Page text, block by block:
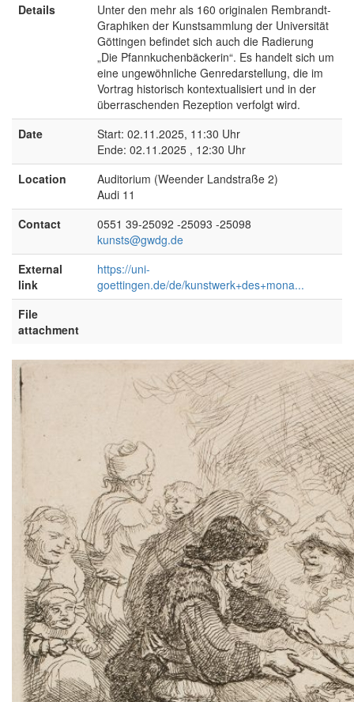
Details
Unter den mehr als 160 originalen Rembrandt-
Graphiken der Kunstsammlung der Universität
Göttingen befindet sich auch die Radierung
„Die Pfannkuchenbäckerin“. Es handelt sich um
eine ungewöhnliche Genredarstellung, die im
Vortrag historisch kontextualisiert und in der
überraschenden Rezeption verfolgt wird.
Date
Start: 02.11.2025, 11:30 Uhr
Ende: 02.11.2025 , 12:30 Uhr
Location
Auditorium (Weender Landstraße 2)
Audi 11
Contact
0551 39-25092 -25093 -25098
kunsts@gwdg.de
External
link
https://uni-
goettingen.de/de/kunstwerk+des+mona...
File
attachment